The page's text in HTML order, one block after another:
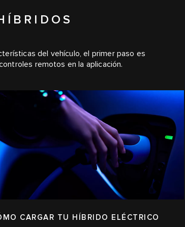
del vehículo, el primer paso es
remotos en la aplicación.
CARGAR TU HÍBRIDO ELÉCTRICO